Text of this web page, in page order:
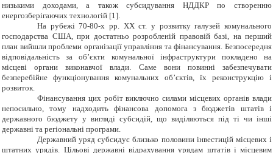
низькими доходами, а також субсидування НДДКР по створенню
енергозберігаючих технологій [1].
На рубежі 70-80-х рр. ХХ ст. у розвитку галузей комунального
господарства США, при достатньо розробленій правовій базі, на перший
план вийшли проблеми організації управління та фінансування. Безпосередня
відповідальність за об’єкти комунальної інфраструктури покладено на
місцеві органи виконавчої влади. Саме вони повинні забезпечувати
безперебійне функціонування комунальних об’єктів, їх реконструкцію і
розвиток.
Фінансування цих робіт виключно силами місцевих органів влади
непосильно, тому надходить фінансова допомога з бюджетів штатів і
державного бюджету у вигляді субсидій, що виділяються під ті чи інші
державні та регіональні програми.
Державний уряд субсидує близько половини інвестицій місцевих і
штатних урядів. Цільові державні відрахування урядам штатів і місцевим